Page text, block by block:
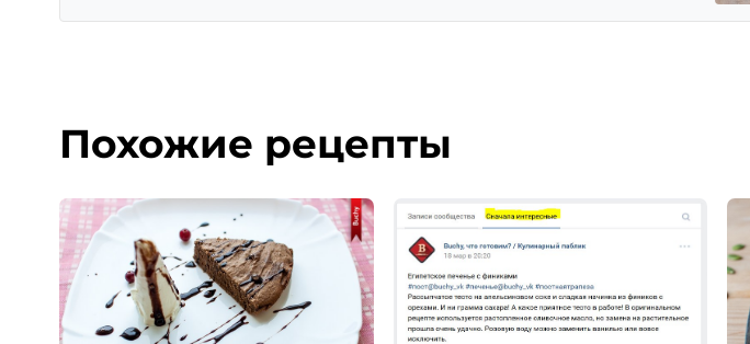
Похожие рецепты